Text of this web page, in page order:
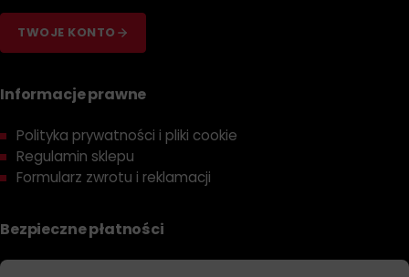
TWOJE KONTO
Informacje prawne
Polityka prywatności i pliki cookie
Regulamin sklepu
Formularz zwrotu i reklamacji
Bezpieczne płatności